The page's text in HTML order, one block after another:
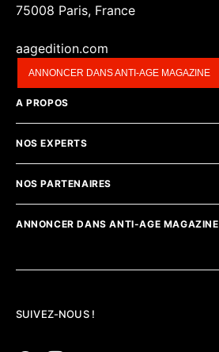
75008 Paris, France
aagedition.com
ANNONCER DANS ANTI-AGE MAGAZINE
A PROPOS
NOS EXPERTS
NOS PARTENAIRES
ANNONCER DANS ANTI-AGE MAGAZINE
SUIVEZ-NOUS !